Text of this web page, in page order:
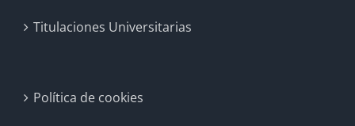
Titulaciones Universitarias
Política de cookies